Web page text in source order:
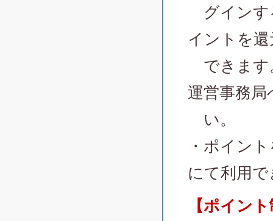
グインす
イントを
できます
運営事務
い。
・ポイン
にて利用
【ポイン